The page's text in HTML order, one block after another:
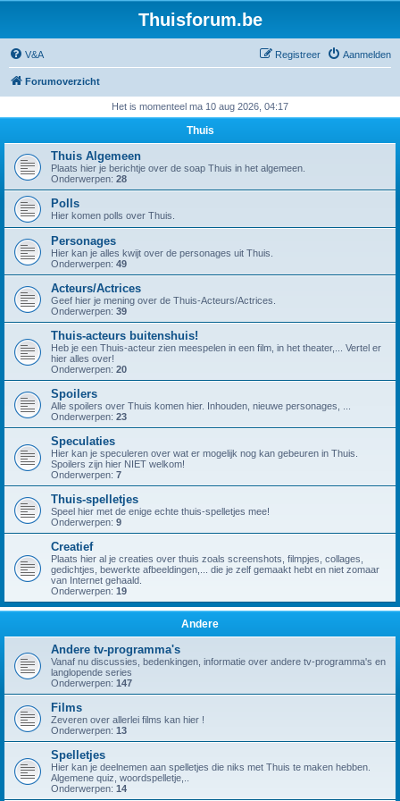
Thuisforum.be
V&A Aanmelden
Registreer
Forumoverzicht
Het is momenteel ma 10 aug 2026, 04:17
Thuis
Thuis Algemeen
Plaats hier je berichtje over de soap Thuis in het algemeen.
Onderwerpen: 28
Polls
Hier komen polls over Thuis.
Personages
Hier kan je alles kwijt over de personages uit Thuis.
Onderwerpen: 49
Acteurs/Actrices
Geef hier je mening over de Thuis-Acteurs/Actrices.
Onderwerpen: 39
Thuis-acteurs buitenshuis!
Heb je een Thuis-acteur zien meespelen in een film, in het theater,... Vertel er
hier alles over!
Onderwerpen: 20
Spoilers
Alle spoilers over Thuis komen hier. Inhouden, nieuwe personages, ...
Onderwerpen: 23
Speculaties
Hier kan je speculeren over wat er mogelijk nog kan gebeuren in Thuis.
Spoilers zijn hier NIET welkom!
Onderwerpen: 7
Thuis-spelletjes
Speel hier met de enige echte thuis-spelletjes mee!
Onderwerpen: 9
Creatief
Plaats hier al je creaties over thuis zoals screenshots, filmpjes, collages,
gedichtjes, bewerkte afbeeldingen,... die je zelf gemaakt hebt en niet zomaar
van Internet gehaald.
Onderwerpen: 19
Andere
Andere tv-programma's
Vanaf nu discussies, bedenkingen, informatie over andere tv-programma's en
langlopende series
Onderwerpen: 147
Films
Zeveren over allerlei films kan hier !
Onderwerpen: 13
Spelletjes
Hier kan je deelnemen aan spelletjes die niks met Thuis te maken hebben.
Algemene quiz, woordspelletje,..
Onderwerpen: 14